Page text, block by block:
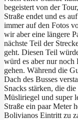
begeistert von der
Straße endet und es
immer auf den Fotos
wir aber eine längere
nächste Teil der
geht. Diesen Teil
würd es aber nur
gehen. Während die
Dach des Busses
Snacks stärken, die
Müsliriegel und super
Straße ein paar Meter
Bolivianos Eintritt zu